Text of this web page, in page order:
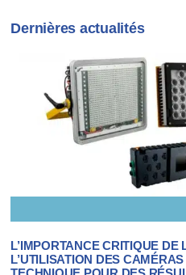
Dernières actualités
L’IMPORTANCE CRITIQUE DE
L’UTILISATION DES